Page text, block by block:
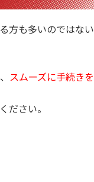
方も多いのではない
スムーズに手続きを
ださい。